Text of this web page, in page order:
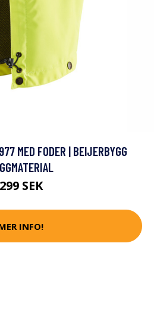
MED FODER | BEIJERBYGG
299 SEK
INFO!